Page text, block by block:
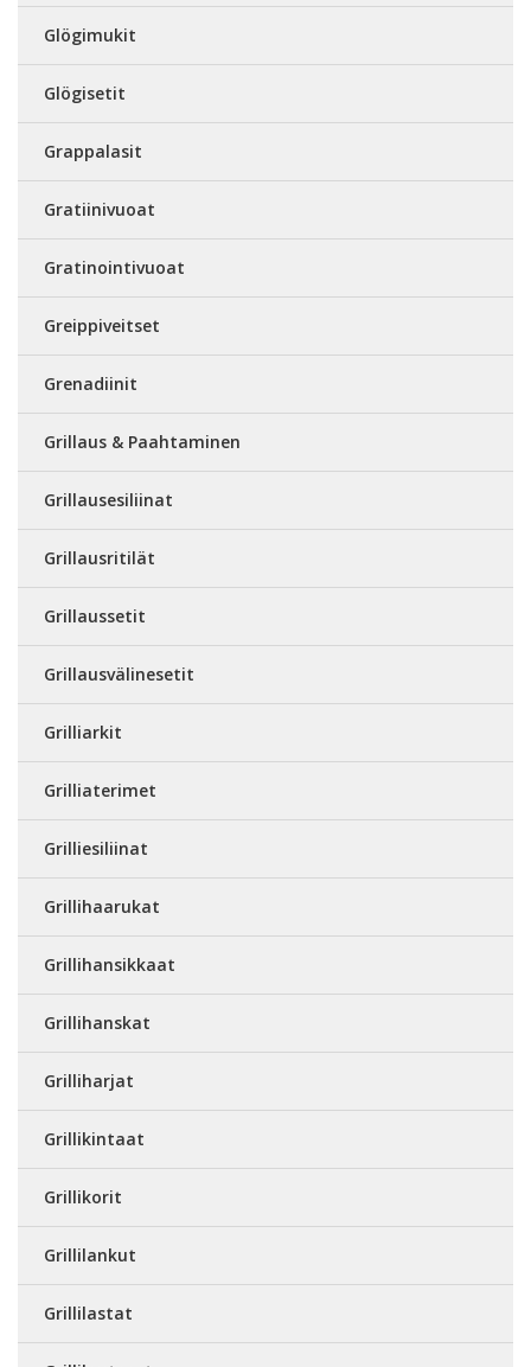
Glögimukit
Glögisetit
Grappalasit
Gratiinivuoat
Gratinointivuoat
Greippiveitset
Grenadiinit
Grillaus & Paahtaminen
Grillausesiliinat
Grillausritilät
Grillaussetit
Grillausvälinesetit
Grilliarkit
Grilliaterimet
Grilliesiliinat
Grillihaarukat
Grillihansikkaat
Grillihanskat
Grilliharjat
Grillikintaat
Grillikorit
Grillilankut
Grillilastat